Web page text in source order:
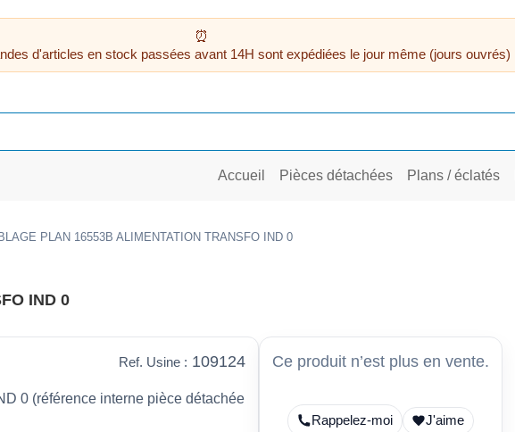
d'articles en stock passées avant 14H sont expédiées le jour même (jours ouvrés)
Accueil Pièces détachées Plans / éclatés
PLAN 16553B ALIMENTATION TRANSFO IND 0
IND 0
Ref. Usine : 109124
0 (référence interne pièce détachée
Ce produit n’est plus en vente.
Rappelez-moi J'aime